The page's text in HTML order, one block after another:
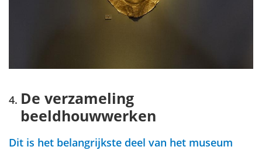
De verzameling
beeldhouwwerken
Dit is het belangrijkste deel van het museum